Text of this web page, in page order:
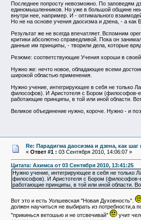
Последнее попросту невозможно. По заповедям
единомышленников. Но уже в большой общине
внутри нее, например. И - оптимального
Но не на основе учения даосизма и дзена, - а как
Результат же не всегда впечатляет. Вспомним
критики абсолютно справедливой. Пока он
данные им принципы, - творили дела, которые
Резюме: соответствующие Учения хороши в
Нужно же: нечто новое, обладающее всеми
широкой областью применения.
Нужно учение, интегрирующее в себя не только
философов). И Аристотеля с Бором (философов-
работающие принципы, в той или иной области.
Великое объединение нужно, короче. Нужно - и
Re: Парадигма даосизма и дзена, как
« Ответ #1 : 03 Сентября 2010, 14:06:07 »
Цитата: Ахимса от 03 Сентября 2010, 13:41:25
Нужно учение, интегрирующее в себя не
философов). И Аристотеля с Бором (философов-
работающие принципы, в той или иной области.
Вот это и есть Уолшевская "Новая Духовность".
должен научиться не выбирать из потребности,а
"прикинься ветошью и не отсвечивай"
учит